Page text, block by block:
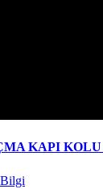
KAPI KOLU